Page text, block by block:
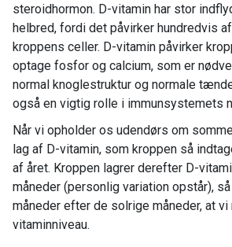
steroidhormon. D-vitamin har stor
helbred, fordi det påvirker hundredvis
kroppens celler. D-vitamin påvirker
optage fosfor og calcium, som er
normal knoglestruktur og normale
også en vigtig rolle i immunsystemets
Når vi opholder os udendørs om
lag af D-vitamin, som kroppen så
af året. Kroppen lagrer derefter D-
måneder (personlig variation opstår),
måneder efter de solrige måneder, at
vitaminniveau.